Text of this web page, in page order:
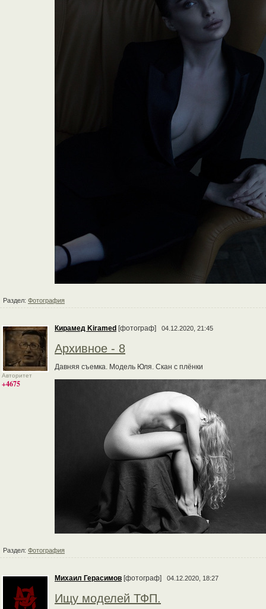
Раздел: Фотография
Авторитет
+4675
Кирамед Kiramed [фотограф] 04.12.2020, 21:45
Архивное - 8
Давняя съемка. Модель Юля. Скан с плёнки
Раздел: Фотография
Михаил Герасимов [фотограф] 04.12.2020, 18:27
Ищу моделей ТФП.